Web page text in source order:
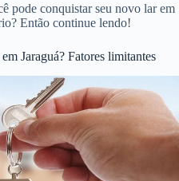
pode conquistar seu novo lar em
Então continue lendo!
Jaraguá? Fatores limitantes